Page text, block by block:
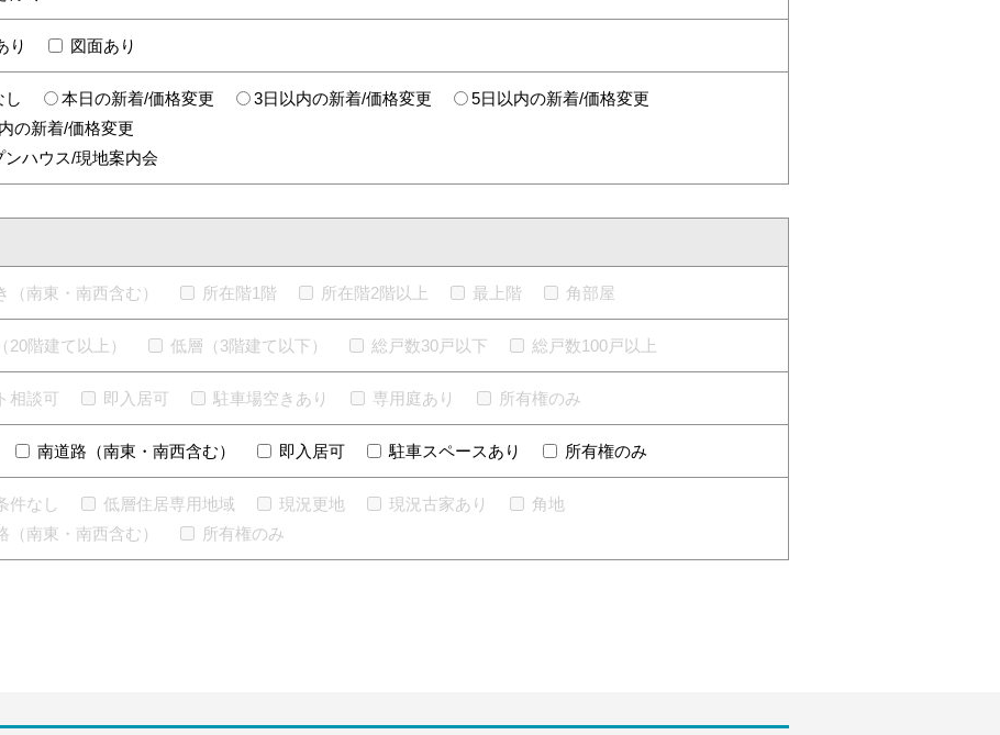
り 図面あり
し 本日の新着/価格変更 3日以内の新着/価格変更
5日以内の新着/価格変更
の新着/価格変更
ンハウス/現地案内会
（南東・南西含む） 所在階1階 所在階2階以上 最上階 角部屋
20階建て以上） 低層（3階建て以下） 総戸数30戸以下 総戸数100戸以上
相談可 即入居可 駐車場空きあり 専用庭あり 所有権のみ
南道路（南東・南西含む） 即入居可 駐車スペースあり 所有権のみ
件なし 低層住居専用地域 現況更地 現況古家あり
角地
（南東・南西含む）
所有権のみ